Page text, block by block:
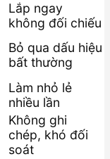
Lắp ngay
không đối chiếu
Bỏ qua dấu hiệu
bất thường
Làm nhỏ lẻ
nhiều lần
Không ghi
chép, khó đối
soát